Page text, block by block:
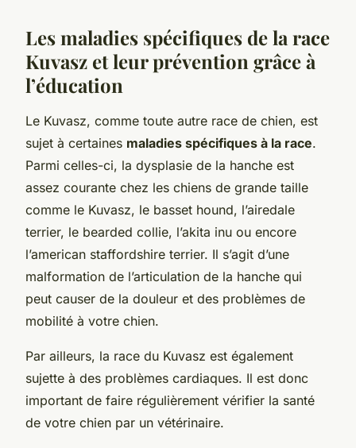
Les maladies spécifiques de la race
Kuvasz et leur prévention grâce à
l’éducation
Le Kuvasz, comme toute autre race de chien, est
sujet à certaines maladies spécifiques à la race.
Parmi celles-ci, la dysplasie de la hanche est
assez courante chez les chiens de grande taille
comme le Kuvasz, le basset hound, l’airedale
terrier, le bearded collie, l’akita inu ou encore
l’american staffordshire terrier. Il s’agit d’une
malformation de l’articulation de la hanche qui
peut causer de la douleur et des problèmes de
mobilité à votre chien.
Par ailleurs, la race du Kuvasz est également
sujette à des problèmes cardiaques. Il est donc
important de faire régulièrement vérifier la santé
de votre chien par un vétérinaire.